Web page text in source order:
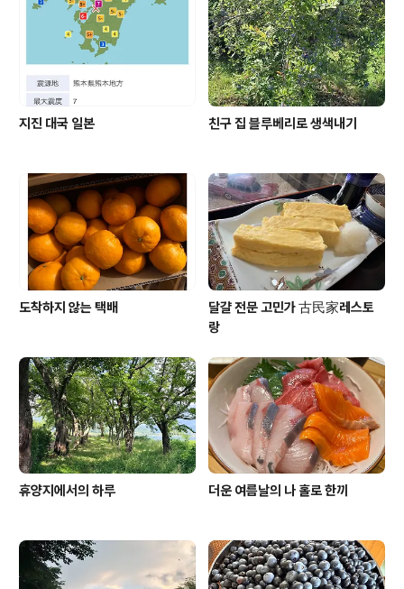
한솥 끓여 놓고 뭐 그런 메뉴다 이 메뉴의 공통점은 한솥 많
이 많이 끓여 놓으면 이틀 내지는 삼일을 먹을수 있다는 거
다 일 하는 엄마로써 바쁠때 제..
지진 대국 일본 친구 집 블루베리로 생색내기
도착하지 않는 택배
달걀 전문 고민가 古民家레스토
랑
휴양지에서의 하루 더운 여름날의 나 홀로 한끼